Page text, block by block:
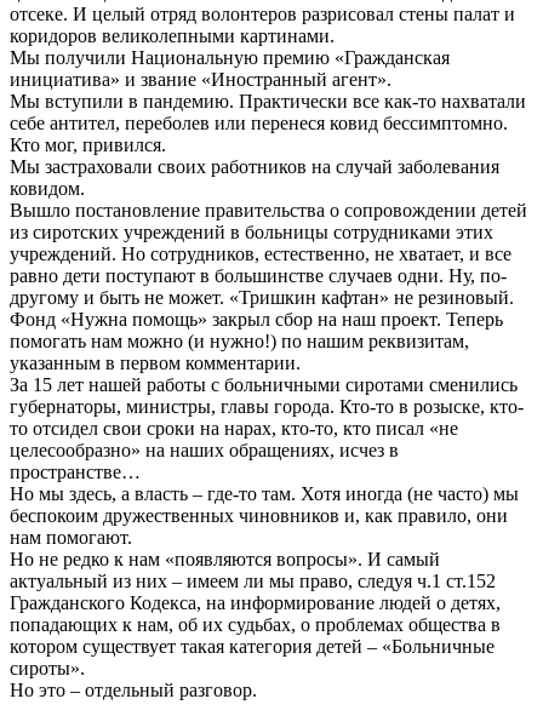
отсеке. И целый отряд волонтеров разрисовал стены палат и
коридоров великолепными картинами.
Мы получили Национальную премию «Гражданская
инициатива» и звание «Иностранный агент».
Мы вступили в пандемию. Практически все как-то нахватали
себе антител, переболев или перенеся ковид бессимптомно.
Кто мог, привился.
Мы застраховали своих работников на случай заболевания
ковидом.
Вышло постановление правительства о сопровождении детей
из сиротских учреждений в больницы сотрудниками этих
учреждений. Но сотрудников, естественно, не хватает, и все
равно дети поступают в большинстве случаев одни. Ну, по-
другому и быть не может. «Тришкин кафтан» не резиновый.
Фонд «Нужна помощь» закрыл сбор на наш проект. Теперь
помогать нам можно (и нужно!) по нашим реквизитам,
указанным в первом комментарии.
За 15 лет нашей работы с больничными сиротами сменились
губернаторы, министры, главы города. Кто-то в розыске, кто-
то отсидел свои сроки на нарах, кто-то, кто писал «не
целесообразно» на наших обращениях, исчез в
пространстве…
Но мы здесь, а власть – где-то там. Хотя иногда (не часто) мы
беспокоим дружественных чиновников и, как правило, они
нам помогают.
Но не редко к нам «появляются вопросы». И самый
актуальный из них – имеем ли мы право, следуя ч.1 ст.152
Гражданского Кодекса, на информирование людей о детях,
попадающих к нам, об их судьбах, о проблемах общества в
котором существует такая категория детей – «Больничные
сироты».
Но это – отдельный разговор.